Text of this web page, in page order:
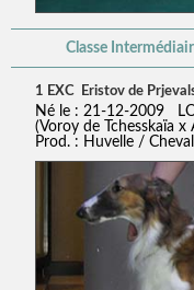
Classe
1 EXC Eristov de
Né le : 21-12-2009
(Voroy de Tchesskaïa
Prod. : Huvelle /